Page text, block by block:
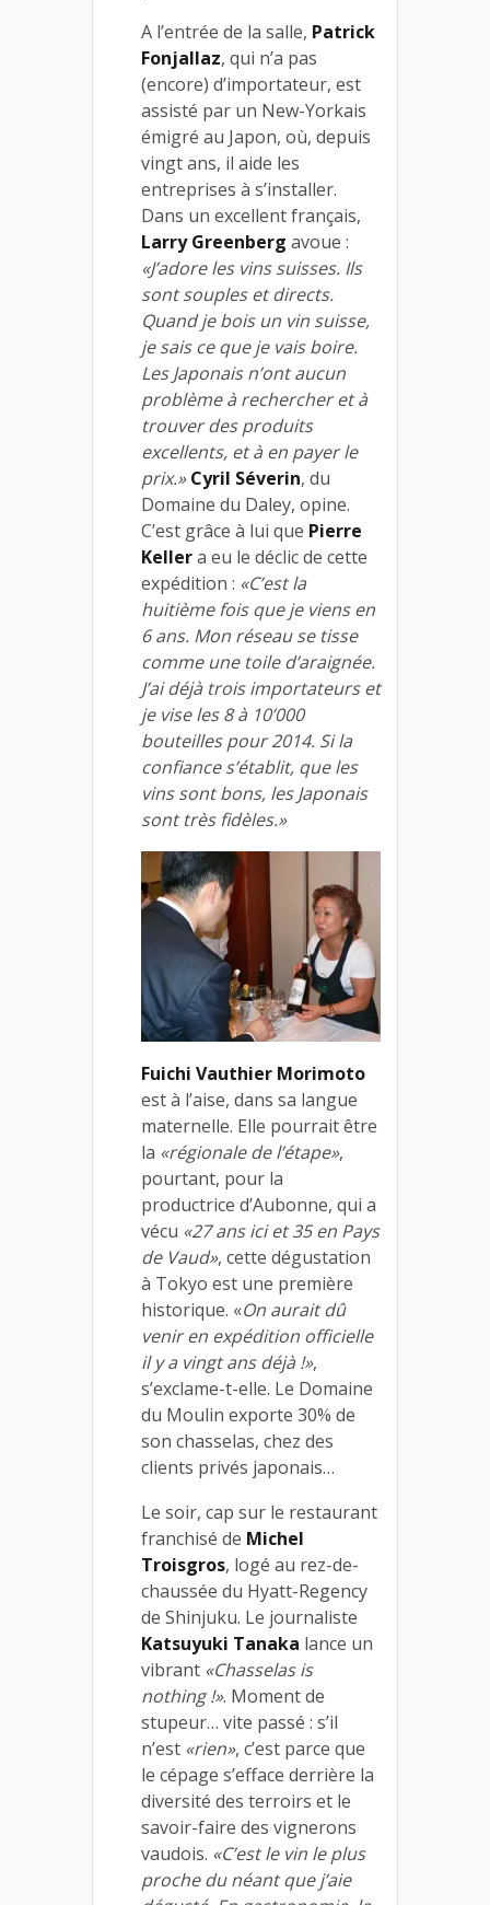
A l’entrée de la salle, Patrick
Fonjallaz, qui n’a pas
(encore) d’importateur, est
assisté par un New-Yorkais
émigré au Japon, où, depuis
vingt ans, il aide les
entreprises à s’installer.
Dans un excellent français,
Larry Greenberg avoue :
«J’adore les vins suisses. Ils
sont souples et directs.
Quand je bois un vin suisse,
je sais ce que je vais boire.
Les Japonais n’ont aucun
problème à rechercher et à
trouver des produits
excellents, et à en payer le
prix.» Cyril Séverin, du
Domaine du Daley, opine.
C’est grâce à lui que Pierre
Kellera eu le déclic de cette
expédition : «C’est la
huitième fois que je viens en
6 ans. Mon réseau se tisse
comme une toile d’araignée.
J’ai déjà trois importateurs et
je vise les 8 à 10’000
bouteilles pour 2014. Si la
confiance s’établit, que les
vins sont bons, les Japonais
sont très fidèles.»
Fuichi Vauthier Morimoto
est à l’aise, dans sa langue
maternelle. Elle pourrait être
la «régionale de l’étape»,
pourtant, pour la
productrice d’Aubonne, qui a
vécu «27 ans ici et 35 en Pays
de Vaud», cette dégustation
à Tokyo est une première
historique. «On aurait dû
venir en expédition officielle
il y a vingt ans déjà !»,
s’exclame-t-elle. Le Domaine
du Moulin exporte 30% de
son chasselas, chez des
clients privés japonais…
Le soir, cap sur le restaurant
franchisé de Michel
Troisgros, logé au rez-de-
chaussée du Hyatt-Regency
de Shinjuku. Le journaliste
Katsuyuki Tanaka lance un
vibrant «Chasselas is
nothing !». Moment de
stupeur… vite passé : s’il
n’est «rien», c’est parce que
le cépage s’efface derrière la
diversité des terroirs et le
savoir-faire des vignerons
vaudois. «C’est le vin le plus
proche du néant que j’aie